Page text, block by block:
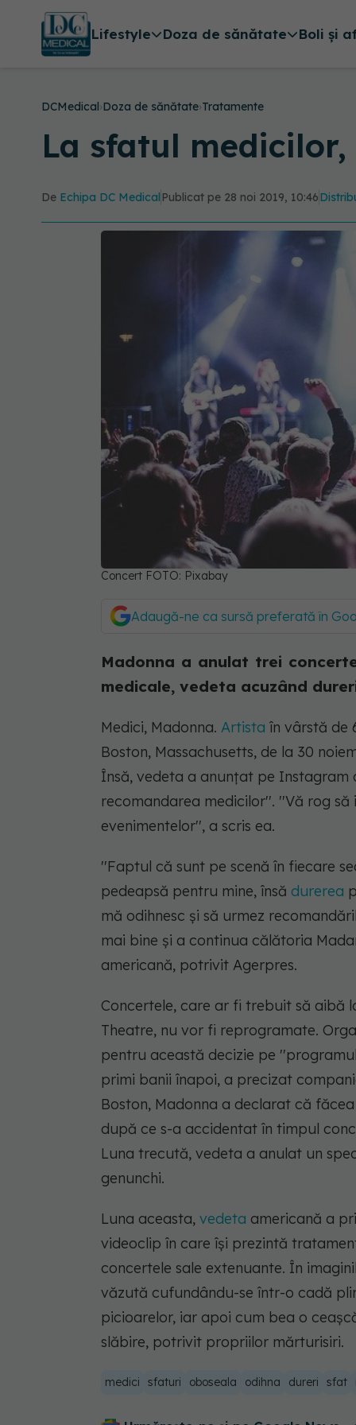
Lifestyle Doza de sănătate Boli și
DCMedical›Doza de sănătate›Tratamente
La sfatul
De Echipa DC Medical Publicat pe 28 noi 2019, 10:46
Concert FOTO: Pixabay
Adaugă-ne ca sursă preferată în
Madonna a anulat trei
medicale, vedeta acuzând
Medici, Madonna. Artista în vârstă de
Boston, Massachusetts, de la 30
Însă, vedeta a anunţat pe
recomandarea medicilor''. ''Vă rog
evenimentelor'', a scris ea.
''Faptul că sunt pe scenă în fiecare
pedeapsă pentru mine, însă durerea
mă odihnesc şi să urmez
mai bine şi a continua călătoria
americană, potrivit Agerpres.
Concertele, care ar fi trebuit să aibă
Theatre, nu vor fi reprogramate.
pentru această decizie pe
primi banii înapoi, a precizat
Boston, Madonna a declarat că
după ce s-a accidentat în timpul
Luna trecută, vedeta a anulat un
genunchi.
Luna aceasta, vedeta americană a
videoclip în care îşi prezintă
concertele sale extenuante. În
văzută cufundându-se într-o cadă
picioarelor, iar apoi cum bea o
slăbire, potrivit propriilor mărturisiri.
medici sfaturi oboseala odihna dureri sfat